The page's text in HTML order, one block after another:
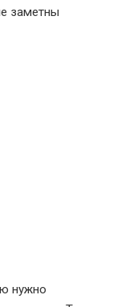
заметны
нужно